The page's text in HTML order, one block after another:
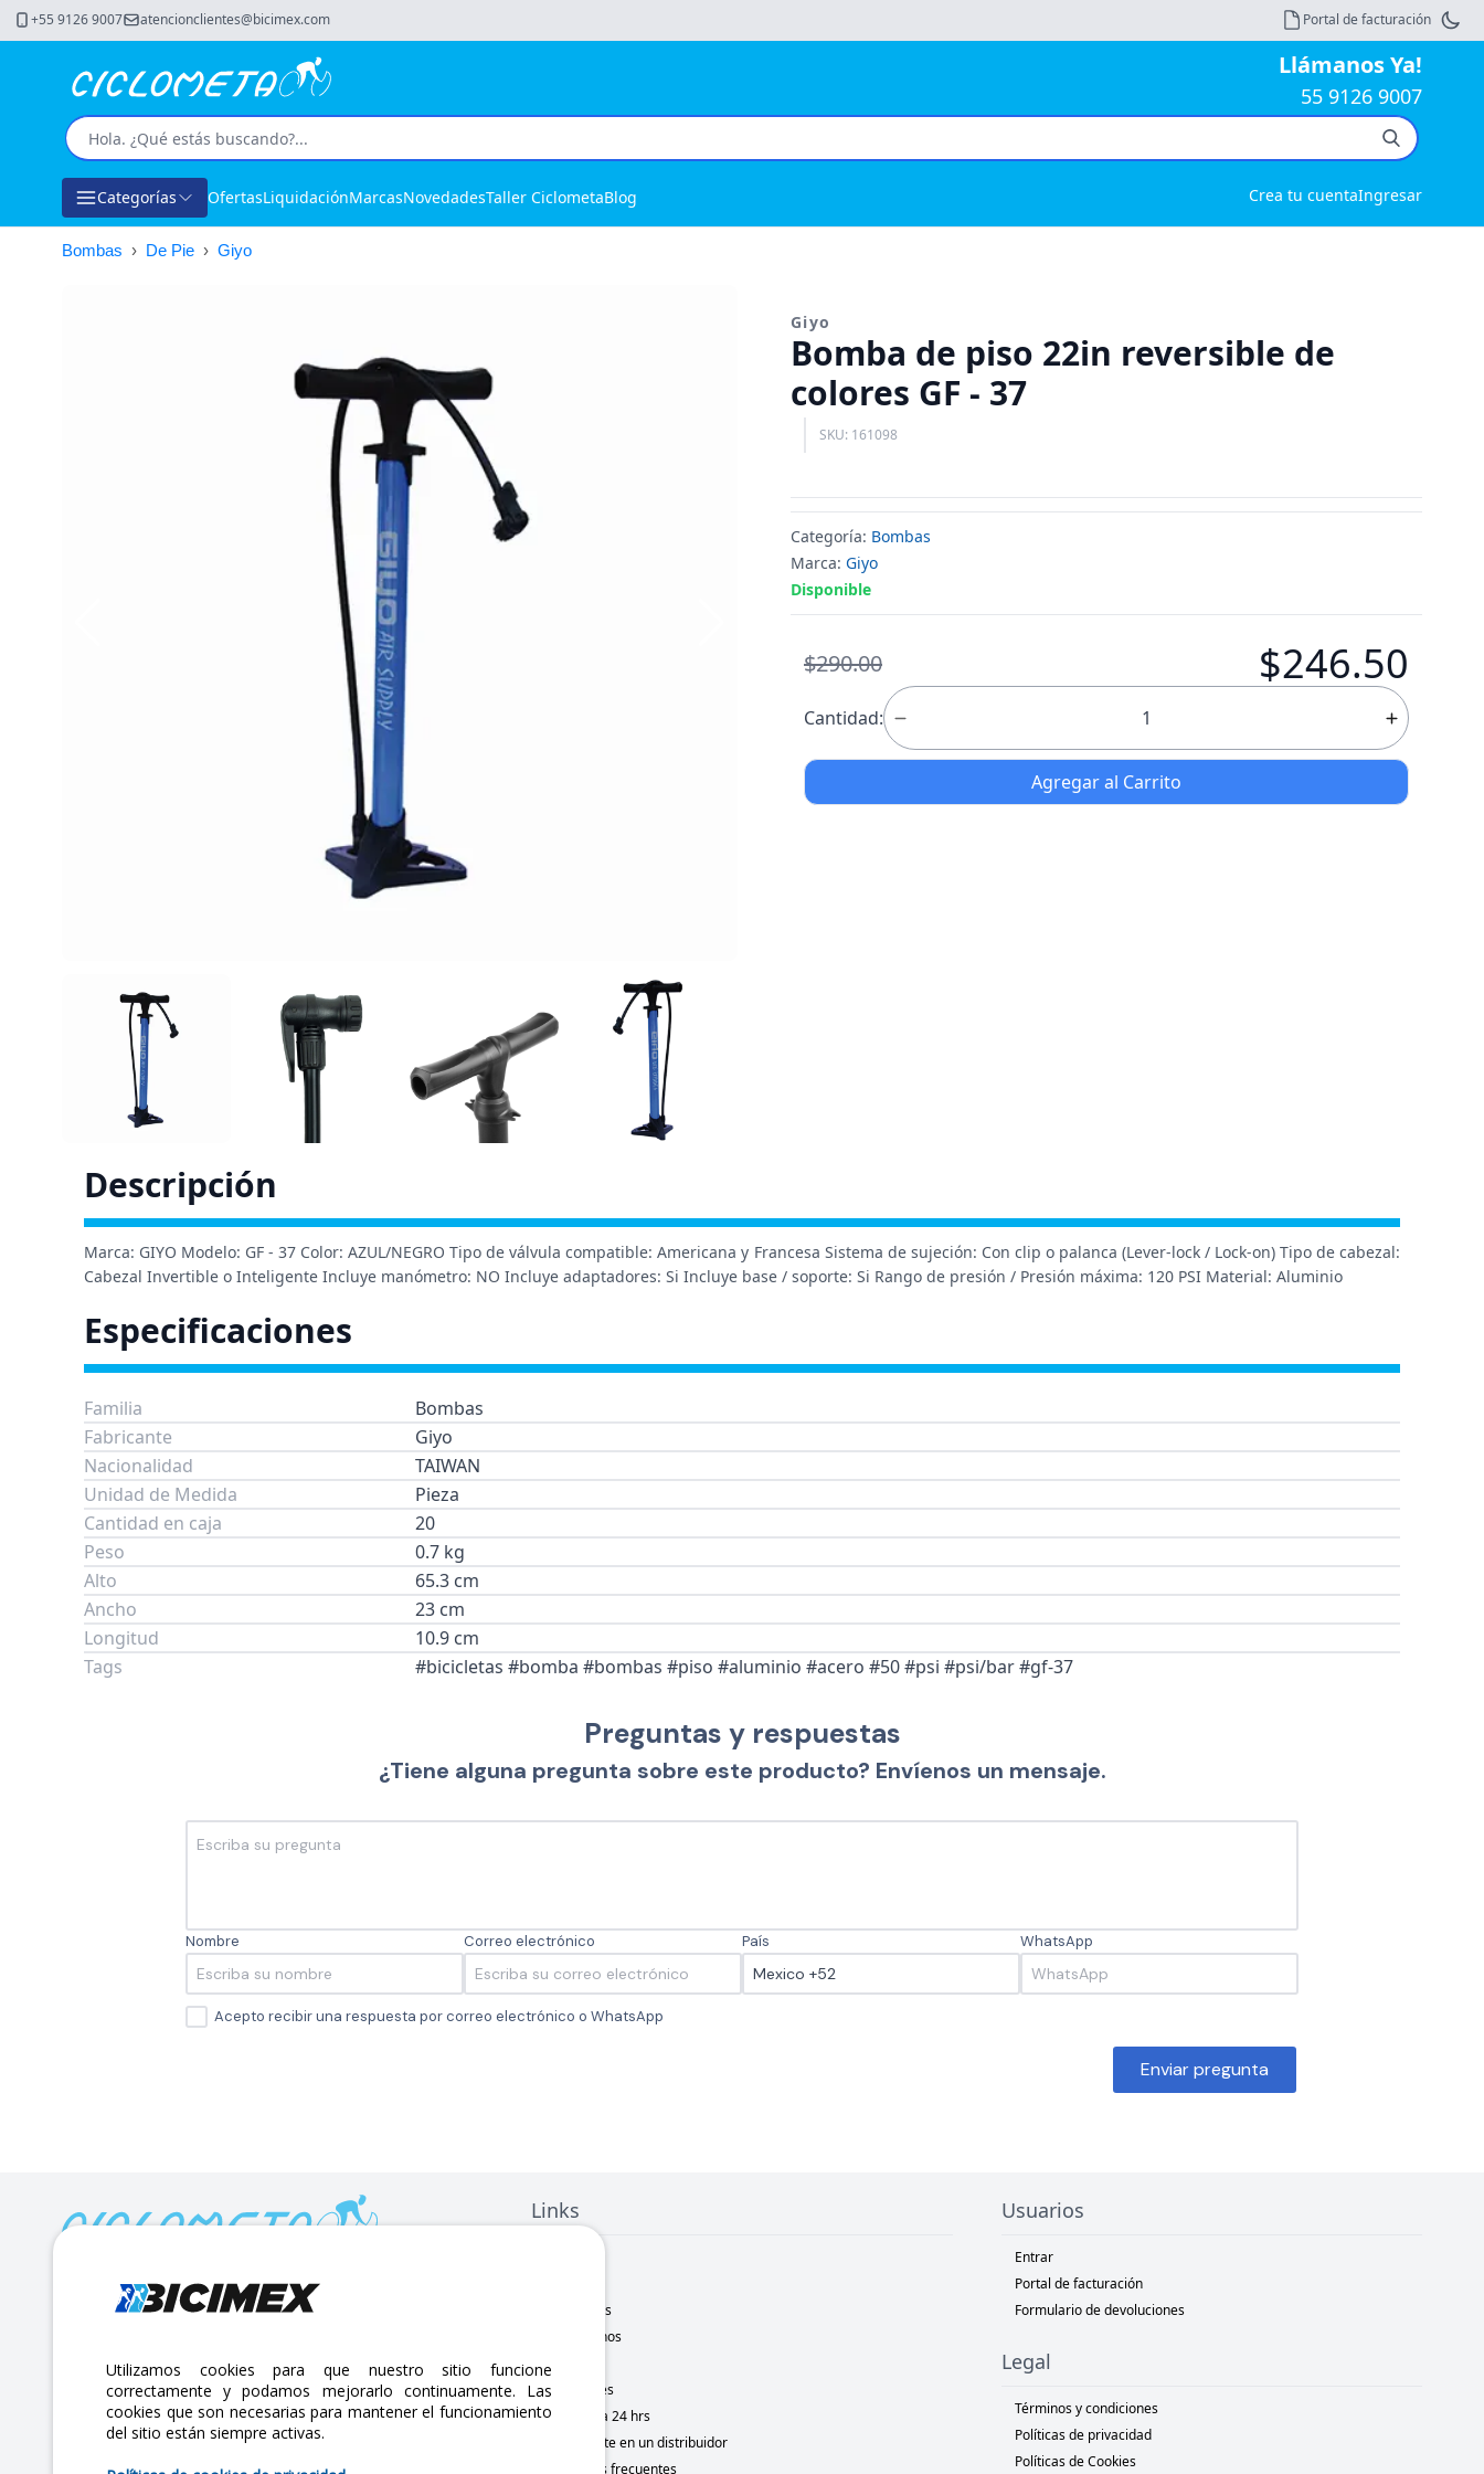
+55 9126 9007 atencionclientes@bicimex.com Portal de facturación
Llámanos Ya!
55 9126 9007
Categorías OfertasLiquidaciónMarcasNovedadesTaller CiclometaBlog Crea tu cuentaIngresar
Bombas › De Pie › Giyo
Giyo
Bomba de piso 22in reversible de
colores GF - 37
SKU: 161098
Categoría: Bombas
Marca: Giyo
Disponible
$290.00 $246.50
Cantidad:
Agregar al Carrito
Descripción
Marca: GIYO Modelo: GF - 37 Color: AZUL/NEGRO Tipo de válvula compatible: Americana y Francesa Sistema de sujeción: Con clip o palanca (Lever-lock / Lock-on) Tipo de cabezal:
Cabezal Invertible o Inteligente Incluye manómetro: NO Incluye adaptadores: Si Incluye base / soporte: Si Rango de presión / Presión máxima: 120 PSI Material: Aluminio
Especificaciones
Familia
Bombas
Fabricante
Giyo
Nacionalidad
TAIWAN
Unidad de Medida
Pieza
Cantidad en caja
20
Peso
0.7 kg
Alto
65.3 cm
Ancho
23 cm
Longitud
10.9 cm
Tags
#bicicletas #bomba #bombas #piso #aluminio #acero #50 #psi #psi/bar #gf-37
Preguntas y respuestas
¿Tiene alguna pregunta sobre este producto? Envíenos un mensaje.
Nombre Correo electrónico País WhatsApp
Acepto recibir una respuesta por correo electrónico o WhatsApp
Enviar pregunta
Calle Lago Müritz No. 30 Col. Mariano Escobedo,
atencionclientes@bicimex.com
+ 55 9126 9007
Links
Sucursales
Contáctanos
Marcas
Novedades
Motometa 24 hrs
Conviértete en un distribuidor
Preguntas frecuentes
Usuarios
Entrar
Portal de facturación
Formulario de devoluciones
Legal
Términos y condiciones
Políticas de privacidad
Políticas de Cookies
Utilizamos cookies para que nuestro sitio funcione
correctamente y podamos mejorarlo continuamente. Las
cookies que son necesarias para mantener el funcionamiento
del sitio están siempre activas.